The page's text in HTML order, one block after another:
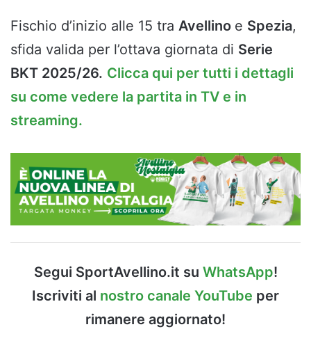
Fischio d’inizio alle 15 tra Avellino e Spezia,
sfida valida per l’ottava giornata di Serie
BKT 2025/26. Clicca qui per tutti i dettagli
su come vedere la partita in TV e in
streaming.
Segui SportAvellino.it su WhatsApp!
Iscriviti al nostro canale YouTube per
rimanere aggiornato!